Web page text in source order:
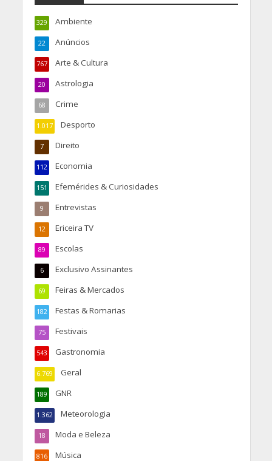
Ambiente
329
Anúncios
22
Arte & Cultura
767
Astrologia
20
Crime
68
Desporto
1.017
Direito
7
Economia
112
Efemérides & Curiosidades
151
Entrevistas
9
Ericeira TV
12
Escolas
89
Exclusivo Assinantes
6
Feiras & Mercados
69
Festas & Romarias
182
Festivais
75
Gastronomia
543
Geral
6.769
GNR
189
Meteorologia
1.362
Moda e Beleza
18
Música
816